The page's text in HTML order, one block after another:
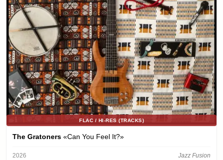
FLAC / HI-RES (TRACKS)
The Gratoners «Can You Feel It?»
2026 Jazz Fusion